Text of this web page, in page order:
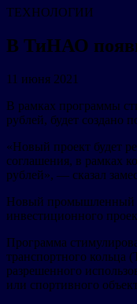
ТЕХНОЛОГИИ
В ТиНАО
11 июня 2021
В рамках программы
рублей, будет
«Новый проект будет
соглашения, в рамках
рублей», — сказал
Новый промышленный
инвестиционного
Программа
транспортного кольца
разрешенного
или спортивного